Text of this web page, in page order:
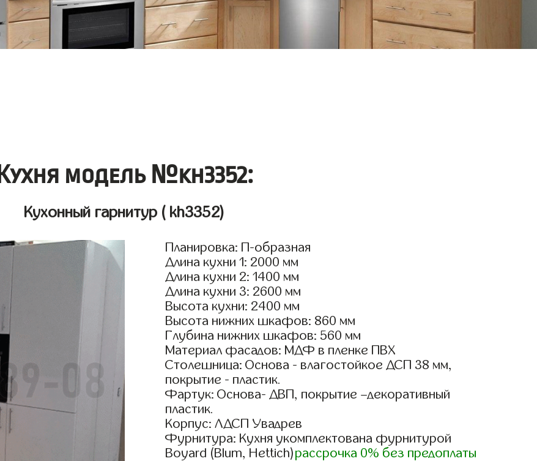
Кухня модель №kh3352:
Кухонный гарнитур ( kh3352)
Планировка: П-образная
Длина кухни 1: 2000 мм
Длина кухни 2: 1400 мм
Длина кухни 3: 2600 мм
Высота кухни: 2400 мм
Высота нижних шкафов: 860 мм
Глубина нижних шкафов: 560 мм
Материал фасадов: МДФ в пленке ПВХ
Столешница: Основа - влагостойкое ДСП 38 мм,
покрытие - пластик.
Фартук: Основа- ДВП, покрытие –декоративный
пластик.
Корпус: ЛДСП Увадрев
Фурнитура: Кухня укомплектована фурнитурой
Boyard (Blum, Hettich)рассрочка 0% без предоплаты